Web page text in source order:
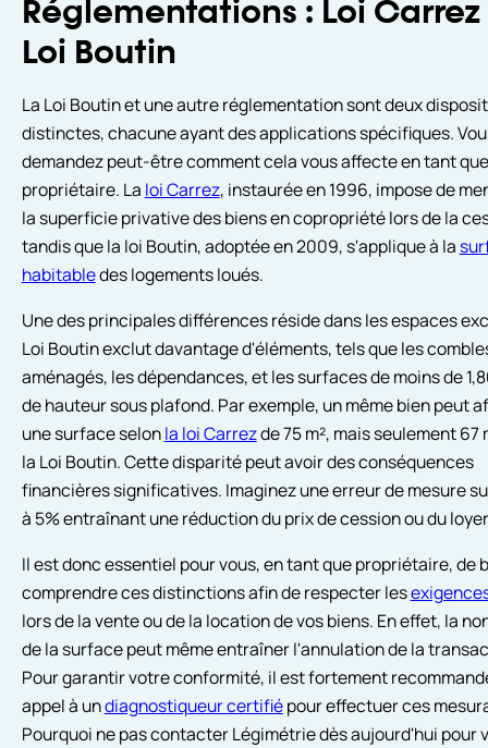
Réglementations : Loi Carrez
Loi Boutin
La Loi Boutin et une autre réglementation sont deux
distinctes, chacune ayant des applications spécifiques.
demandez peut-être comment cela vous affecte en tant que
propriétaire. La loi Carrez, instaurée en 1996, impose de
la superficie privative des biens en copropriété lors de la
tandis que la loi Boutin, adoptée en 2009, s'applique à la
habitabledes logements loués.
Une des principales différences réside dans les espaces
Loi Boutin exclut davantage d'éléments, tels que les
aménagés, les dépendances, et les surfaces de moins de
de hauteur sous plafond. Par exemple, un même bien peut
une surface selonla loi Carrezde 75 m², mais seulement 67
la Loi Boutin. Cette disparité peut avoir des conséquences
financières significatives. Imaginez une erreur de mesure
à 5% entraînant une réduction du prix de cession ou du
Il est donc essentiel pour vous, en tant que propriétaire, de
comprendre ces distinctions afin de respecter les
lors de la vente ou de la location de vos biens. En effet, la
de la surface peut même entraîner l'annulation de la
Pour garantir votre conformité, il est fortement
appel à undiagnostiqueur certifiépour effectuer ces
Pourquoi ne pas contacter Légimétrie dès aujourd'hui pour